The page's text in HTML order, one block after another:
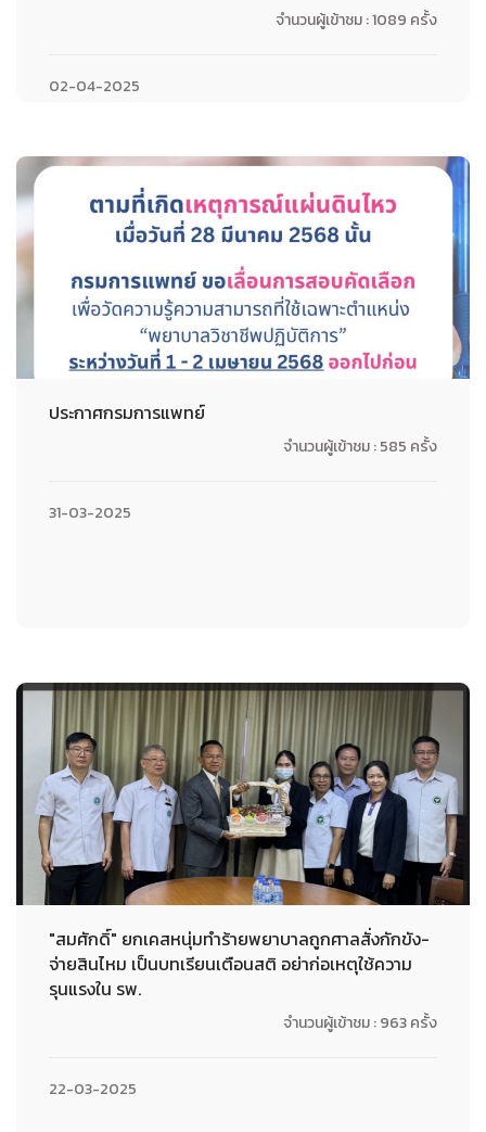
จำนวนผู้เข้าชม : 1089 ครั้ง
02-04-2025
ประกาศกรมการแพทย์
จำนวนผู้เข้าชม : 585 ครั้ง
31-03-2025
"สมศักดิ์" ยกเคสหนุ่มทำร้ายพยาบาลถูกศาลสั่งกักขัง-
จ่ายสินไหม เป็นบทเรียนเตือนสติ อย่าก่อเหตุใช้ความ
รุนแรงใน รพ.
จำนวนผู้เข้าชม : 963 ครั้ง
22-03-2025